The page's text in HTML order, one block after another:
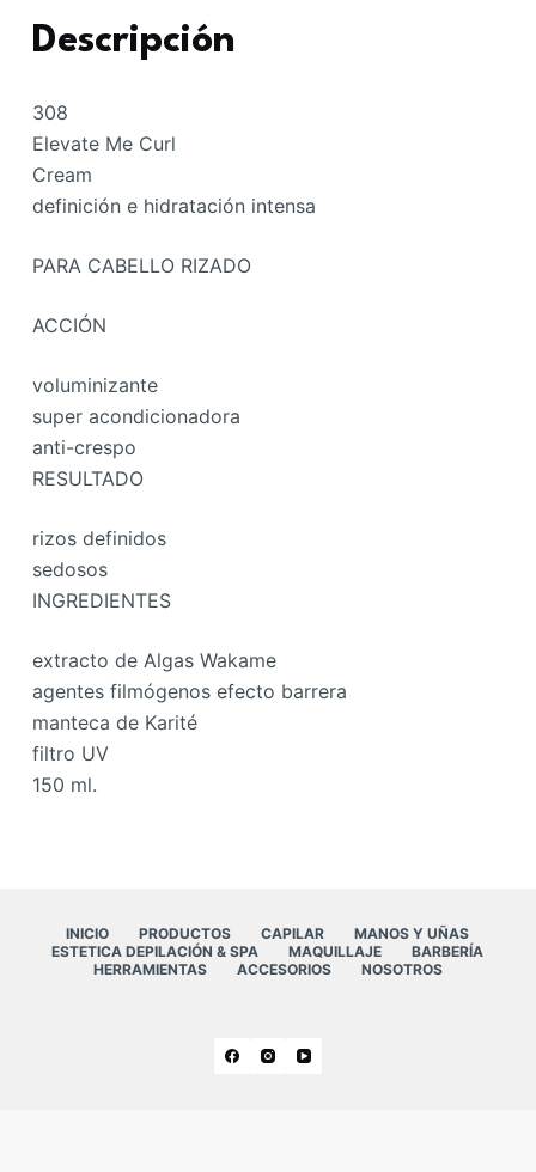
Descripción
308
Elevate Me Curl
Cream
definición e hidratación intensa
PARA CABELLO RIZADO
ACCIÓN
voluminizante
super acondicionadora
anti-crespo
RESULTADO
rizos definidos
sedosos
INGREDIENTES
extracto de Algas Wakame
agentes filmógenos efecto barrera
manteca de Karité
filtro UV
150 ml.
INICIO PRODUCTOS CAPILAR
MANOS Y UÑAS
ESTETICA DEPILACIÓN & SPA
MAQUILLAJE
BARBERÍA
HERRAMIENTAS
ACCESORIOS NOSOTROS